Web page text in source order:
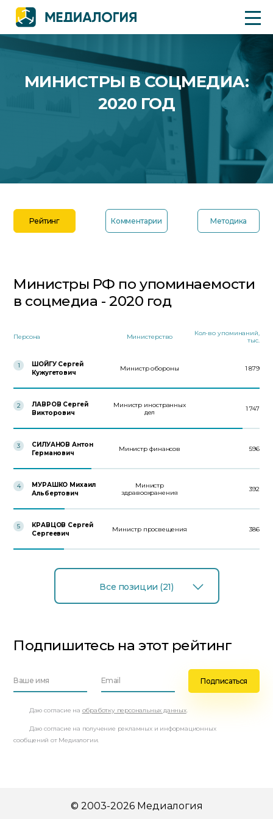
МИНИСТРЫ В СОЦМЕДИА:
2020 ГОД
Рейтинг Комментарии Методика
Министры РФ по упоминаемости
в соцмедиа - 2020 год
Персона Министерство
Кол-во упоминаний,
тыс.
1
ШОЙГУ Сергей
Кужугетович
Министр обороны 1 879
2
ЛАВРОВ Сергей
Викторович
Министр иностранных
дел
1 747
3
СИЛУАНОВ Антон
Германович
Министр финансов 596
4
МУРАШКО Михаил
Альбертович
Министр
здравоохранения
392
5
КРАВЦОВ Сергей
Сергеевич
Министр просвещения 386
Все позиции (21)
Подпишитесь на этот рейтинг
Даю согласие на обработку персональных данных.
Даю согласие на получение рекламных и информационных
сообщений от Медиалогии.
© 2003-2026 Медиалогия